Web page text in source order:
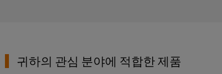
털
엔
귀하의 관심 분야에 적합한 제품